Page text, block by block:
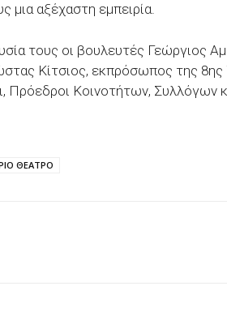
μια αξέχαστη εμπειρία.
τους οι βουλευτές Γεώργιος
Κίτσιος, εκπρόσωπος της 8ης
Πρόεδροι Κοινοτήτων,
ΘΕΑΤΡΟ